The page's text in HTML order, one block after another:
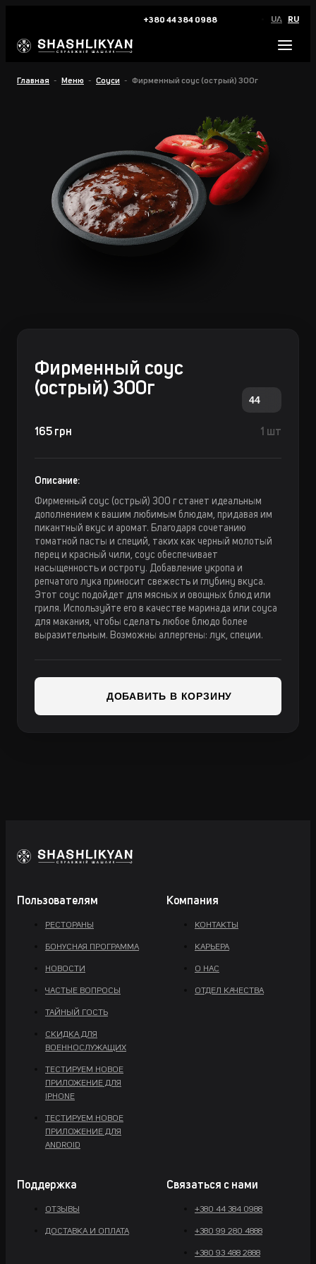
+380 44 384 0988 UA RU
Главная Меню Соуси Фирменный соус (острый) 300г
Фирменный соус
(острый) 300г
44
165 грн 1 шт
Описание:
Фирменный соус (острый) 300 г станет идеальным
дополнением к вашим любимым блюдам, придавая им
пикантный вкус и аромат. Благодаря сочетанию
томатной пасты и специй, таких как черный молотый
перец и красный чили, соус обеспечивает
насыщенность и остроту. Добавление укропа и
репчатого лука приносит свежесть и глубину вкуса.
Этот соус подойдет для мясных и овощных блюд или
гриля. Используйте его в качестве маринада или соуса
для макания, чтобы сделать любое блюдо более
выразительным. Возможны аллергены: лук, специи.
ДОБАВИТЬ В КОРЗИНУ
Пользователям
РЕСТОРАНЫ
БОНУСНАЯ ПРОГРАММА
НОВОСТИ
ЧАСТЫЕ ВОПРОСЫ
ТАЙНЫЙ ГОСТЬ
СКИДКА ДЛЯ
ВОЕННОСЛУЖАЩИХ
ТЕСТИРУЕМ НОВОЕ
ПРИЛОЖЕНИЕ ДЛЯ
IPHONE
ТЕСТИРУЕМ НОВОЕ
ПРИЛОЖЕНИЕ ДЛЯ
ANDROID
Компания
КОНТАКТЫ
КАРЬЕРА
О НАС
ОТДЕЛ КАЧЕСТВА
Поддержка
ОТЗЫВЫ
ДОСТАВКА И ОПЛАТА
Связаться с нами
+380 44 384 0988
+380 99 280 4888
+380 93 488 2888